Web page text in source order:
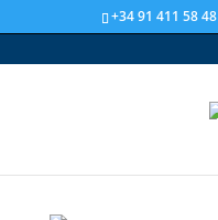
+34 91 411 58 48